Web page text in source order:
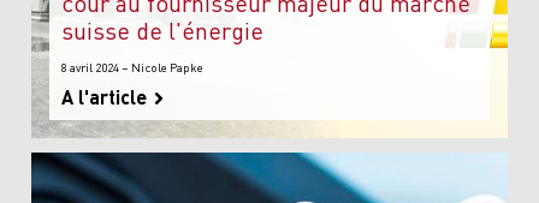
suisse de l'énergie
8 avril 2024 – Nicole Papke
A l'article